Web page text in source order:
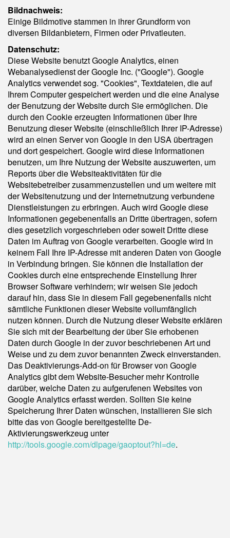
Bildnachweis:
Einige Bildmotive stammen in ihrer Grundform von
diversen Bildanbietern, Firmen oder Privatleuten.
Datenschutz:
Diese Website benutzt Google Analytics, einen
Webanalysedienst der Google Inc. ("Google"). Google
Analytics verwendet sog. "Cookies", Textdateien, die auf
Ihrem Computer gespeichert werden und die eine Analyse
der Benutzung der Website durch Sie ermöglichen. Die
durch den Cookie erzeugten Informationen über Ihre
Benutzung dieser Website (einschließlich Ihrer IP-Adresse)
wird an einen Server von Google in den USA übertragen
und dort gespeichert. Google wird diese Informationen
benutzen, um Ihre Nutzung der Website auszuwerten, um
Reports über die Websiteaktivitäten für die
Websitebetreiber zusammenzustellen und um weitere mit
der Websitenutzung und der Internetnutzung verbundene
Dienstleistungen zu erbringen. Auch wird Google diese
Informationen gegebenenfalls an Dritte übertragen, sofern
dies gesetzlich vorgeschrieben oder soweit Dritte diese
Daten im Auftrag von Google verarbeiten. Google wird in
keinem Fall Ihre IP-Adresse mit anderen Daten von Google
in Verbindung bringen. Sie können die Installation der
Cookies durch eine entsprechende Einstellung Ihrer
Browser Software verhindern; wir weisen Sie jedoch
darauf hin, dass Sie in diesem Fall gegebenenfalls nicht
sämtliche Funktionen dieser Website vollumfänglich
nutzen können. Durch die Nutzung dieser Website erklären
Sie sich mit der Bearbeitung der über Sie erhobenen
Daten durch Google in der zuvor beschriebenen Art und
Weise und zu dem zuvor benannten Zweck einverstanden.
Das Deaktivierungs-Add-on für Browser von Google
Analytics gibt dem Website-Besucher mehr Kontrolle
darüber, welche Daten zu aufgerufenen Websites von
Google Analytics erfasst werden. Sollten Sie keine
Speicherung Ihrer Daten wünschen, installieren Sie sich
bitte das von Google bereitgestellte De-
Aktivierungswerkzeug unter
http://tools.google.com/dlpage/gaoptout?hl=de.